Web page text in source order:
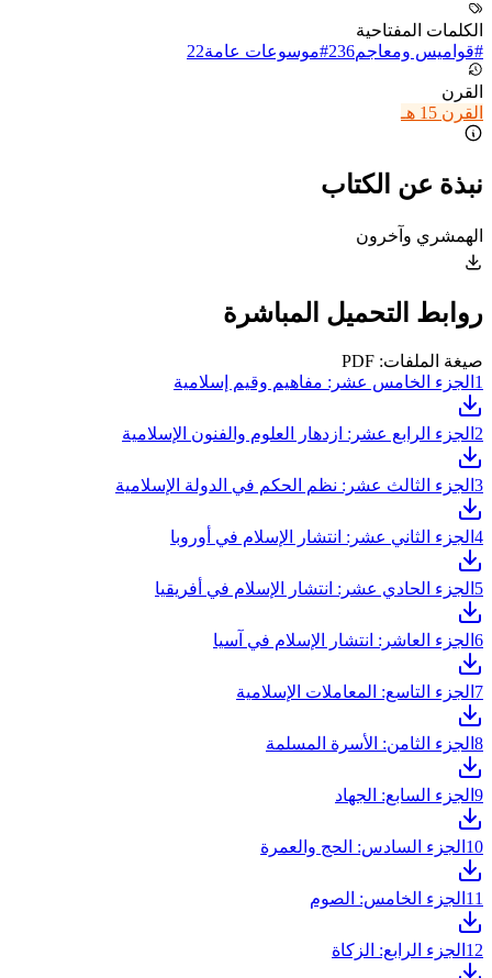
الكلمات المفتاحية
#قواميس ومعاجم236
#موسوعات عامة22
القرن
القرن 15 هـ
نبذة عن الكتاب
الهمشري وآخرون
روابط التحميل المباشرة
صيغة الملفات: PDF
1 الجزء الخامس عشر: مفاهيم وقيم إسلامية
2 الجزء الرابع عشر: ازدهار العلوم والفنون الإسلامية
3 الجزء الثالث عشر: نظم الحكم في الدولة الإسلامية
4 الجزء الثاني عشر: انتشار الإسلام في أوروبا
5 الجزء الحادي عشر: انتشار الإسلام في أفريقيا
6 الجزء العاشر: انتشار الإسلام في آسيا
7 الجزء التاسع: المعاملات الإسلامية
8 الجزء الثامن: الأسرة المسلمة
9 الجزء السابع: الجهاد
10 الجزء السادس: الحج والعمرة
11 الجزء الخامس: الصوم
12 الجزء الرابع: الزكاة